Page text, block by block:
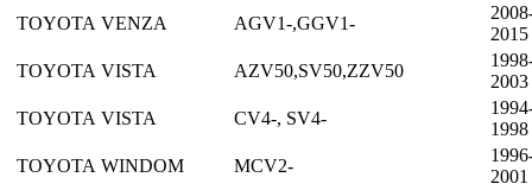
TOYOTA VENZA AGV1-,GGV1-
2015
TOYOTA VISTA AZV50,SV50,ZZV50
2003
TOYOTA VISTA CV4-, SV4-
1998
TOYOTA WINDOM MCV2-
2001